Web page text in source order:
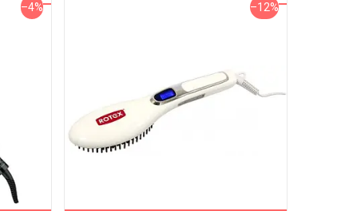
–4% –12%